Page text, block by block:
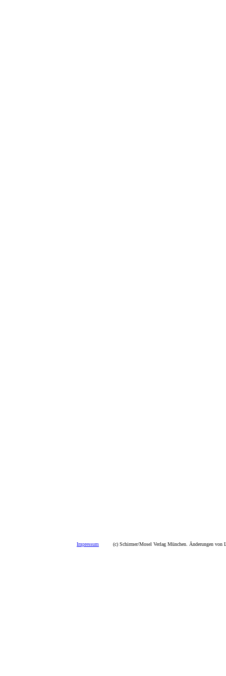
Impressum (c) Schirmer/Mosel Verlag München. Änderungen von